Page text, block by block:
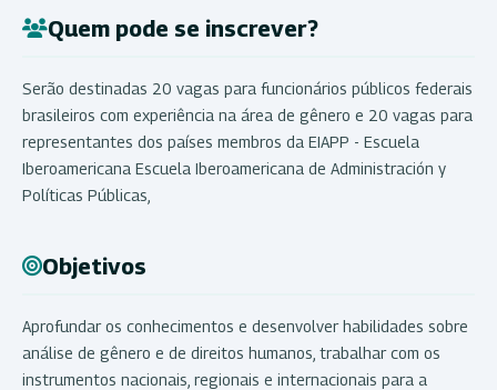
Quem pode se inscrever?
Serão destinadas 20 vagas para funcionários públicos federais
brasileiros com experiência na área de gênero e 20 vagas para
representantes dos países membros da EIAPP - Escuela
Iberoamericana Escuela Iberoamericana de Administración y
Políticas Públicas,
Objetivos
Aprofundar os conhecimentos e desenvolver habilidades sobre
análise de gênero e de direitos humanos, trabalhar com os
instrumentos nacionais, regionais e internacionais para a